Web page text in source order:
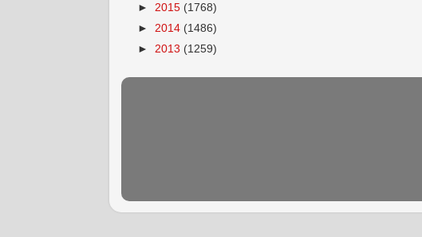
► 2015 (1768)
► 2014 (1486)
► 2013 (1259)